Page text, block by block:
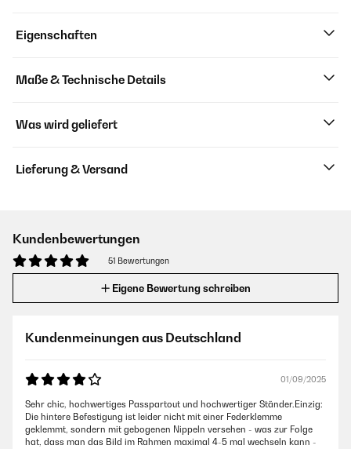
Eigenschaften
Maße & Technische Details
Was wird geliefert
Lieferung & Versand
Kundenbewertungen
51 Bewertungen
Eigene Bewertung schreiben
Kundenmeinungen aus Deutschland
01/09/2025
Sehr chic, hochwertiges Passpartout und hochwertiger Ständer.Einzig:
Die hintere Befestigung ist leider nicht mit einer Federklemme
geklemmt, sondern mit gebogenen Nippeln versehen - was zur Folge
hat, dass man das Bild im Rahmen maximal 4-5 mal wechseln kann -